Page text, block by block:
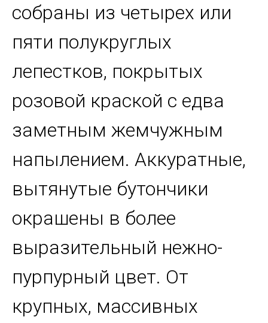
собраны из четырех или
пяти полукруглых
лепестков, покрытых
розовой краской с едва
заметным жемчужным
напылением. Аккуратные,
вытянутые бутончики
окрашены в более
выразительный нежно-
пурпурный цвет. От
крупных, массивных